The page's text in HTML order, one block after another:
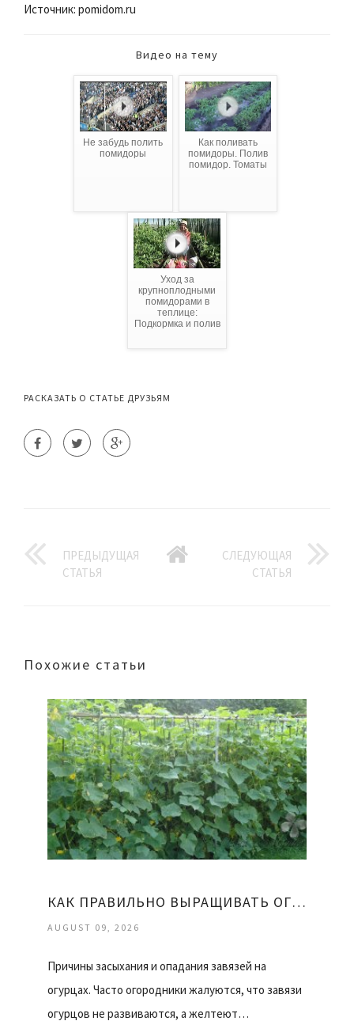
Источник: pomidom.ru
Видео на тему
Не забудь полить
помидоры
Как поливать
помидоры. Полив
помидор. Томаты
Уход за
крупноплодными
помидорами в
теплице:
Подкормка и полив
РАСКАЗАТЬ О СТАТЬЕ ДРУЗЬЯМ
ПРЕДЫДУЩАЯ
СТАТЬЯ
СЛЕДУЮЩАЯ
СТАТЬЯ
Похожие статьи
КАК ПРАВИЛЬНО ВЫРАЩИВАТЬ ОГУРЦЫ
AUGUST 09, 2026
Причины засыхания и опадания завязей на
огурцах. Часто огородники жалуются, что завязи
огурцов не развиваются, а желтеют…